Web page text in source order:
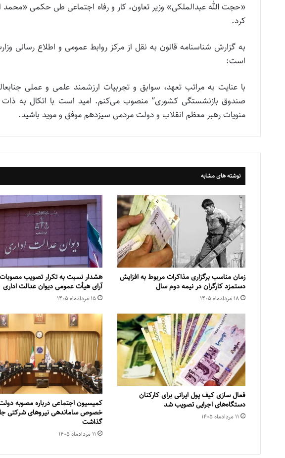
«حجت الله عبدالملکی» وزیر تعاون، کار و رفاه اجتماعی طی حکمی
کرد.
به گزارش شناسنامه قانون به نقل از مرکز روابط عمومی و اطلاع رسانی
است:
با عنایت به مراتب تعهد، سوابق و تجربیات ارزشمند علمی و عملی
صندوق بازنشستگی کشوری” منصوب می‌کنم. امید است با اتکال به
منویات رهبر معظم انقلاب و دولت مردمی سیزدهم موفق و موید باشید.
نوشته های مشابه
زمان مناسب برگزاری مذاکرات مربوط به افزایش
دستمزد کارگران در نیمه دوم سال
۱۸ مرداد‌ماه ۱۴۰۵
هشدار نسبت به تکرار تصویب مصوبات
آرای هیأت عمومی دیوان عدالت اداری
۱۵ مرداد‌ماه ۱۴۰۵
فعال سازی کیف پول ایرانی برای کارکنان
دستگاه‌های اجرایی تصویب شد
۱۱ مرداد‌ماه ۱۴۰۵
کمیسیون اجتماعی درباره مصوبه
خصوص ساماندهی نیروهای شرکتی
گذاشت
۱۱ مرداد‌ماه ۱۴۰۵